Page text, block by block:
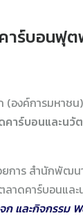
าร์บอนฟุ
(องค์การมหาช
าร์บอนและนวั
ยการ สำนักพัฒน
าดคาร์บอนแล
และกิจกรรม